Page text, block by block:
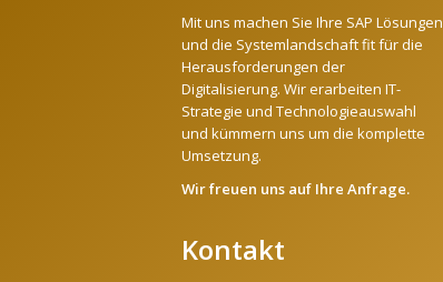
Mit uns machen Sie Ihre SAP Lösungen
und die Systemlandschaft fit für die
Herausforderungen der
Digitalisierung. Wir erarbeiten IT-
Strategie und Technologieauswahl
und kümmern uns um die komplette
Umsetzung.
Wir freuen uns auf Ihre Anfrage.
Kontakt